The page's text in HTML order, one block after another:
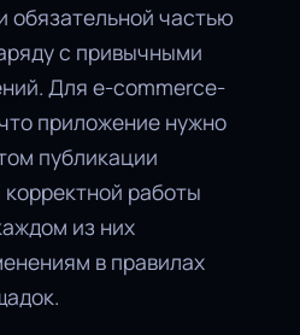
обязательной частью
с привычными
Для e-commerce-
приложение нужно
публикации
корректной работы
из них
в правилах